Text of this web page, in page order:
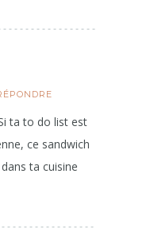
ta to do list est
ce sandwich
ta cuisine